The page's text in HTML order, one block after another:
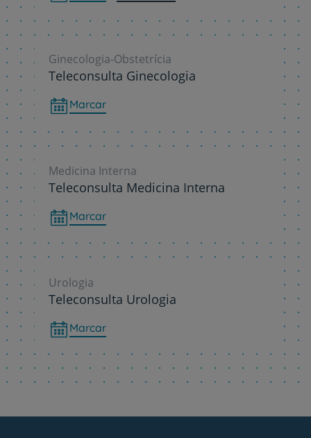
Ginecologia-Obstetrícia
Teleconsulta Ginecologia
Marcar
Medicina Interna
Teleconsulta Medicina Interna
Marcar
Urologia
Teleconsulta Urologia
Marcar